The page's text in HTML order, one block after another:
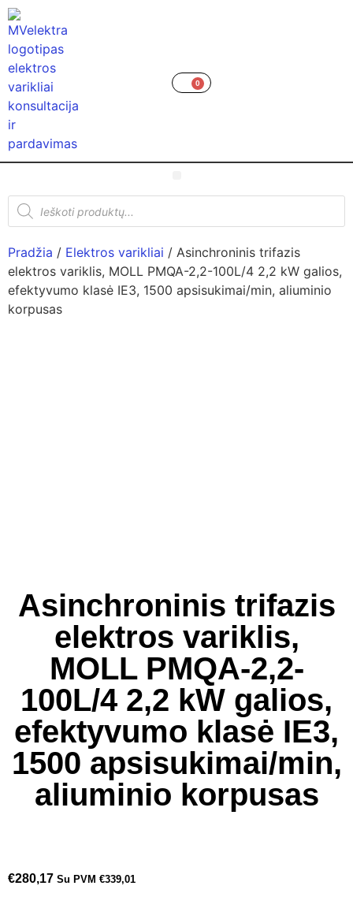
0
Pradžia / Elektros varikliai / Asinchroninis trifazis
elektros variklis, MOLL PMQA-2,2-100L/4 2,2 kW galios,
efektyvumo klasė IE3, 1500 apsisukimai/min, aliuminio
korpusas
Asinchroninis trifazis
elektros variklis,
MOLL PMQA-2,2-
100L/4 2,2 kW galios,
efektyvumo klasė IE3,
1500 apsisukimai/min,
aliuminio korpusas
€280,17 Su PVM €339,01